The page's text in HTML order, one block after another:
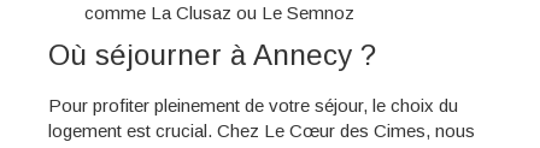
comme La Clusaz ou Le Semnoz
Où séjourner à Annecy ?
Pour profiter pleinement de votre séjour, le choix du
logement est crucial. Chez Le Cœur des Cimes, nous